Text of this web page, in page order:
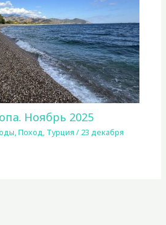
Ноябрь 2025
,Поход, Турция / 23 декабря